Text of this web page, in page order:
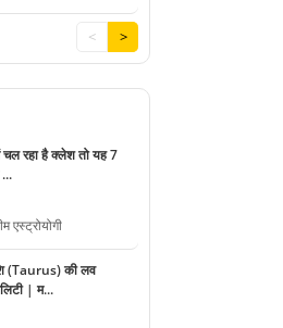
< >
चल रहा है क्लेश तो यह 7
एस्ट्रोयोगी
(Taurus) की लव
| म...